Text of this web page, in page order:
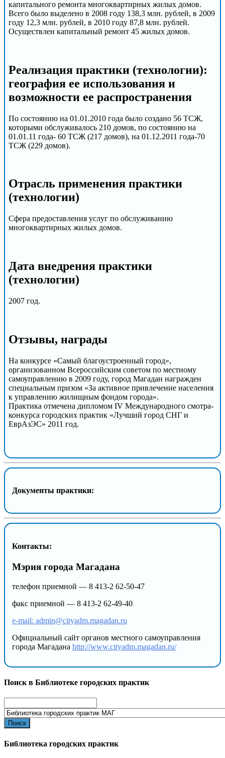
капитального ремонта многоквартирных жилых домов.
Всего было выделено в 2008 году 138,3 млн. рублей, в 2009
году 12,3 млн. рублей, в 2010 году 87,8 млн. рублей.
Осуществлен капитальный ремонт 45 жилых домов.
Реализация практики (технологии):
география ее использования и
возможности ее распространения
По состоянию на 01.01.2010 года было создано 56 ТСЖ,
которыми обслуживалось 210 домов, по состоянию на
01.01.11 года- 60 ТСЖ (217 домов), на 01.12.2011 года-70
ТСЖ (229 домов).
Отрасль применения практики
(технологии)
Сфера предоставления услуг по обслуживанию
многоквартирных жилых домов.
Дата внедрения практики
(технологии)
2007 год.
Отзывы, награды
На конкурсе «Самый благоустроенный город»,
организованном Всероссийским советом по местному
самоуправлению в 2009 году, город Магадан награжден
специальным призом «За активное привлечение населения
к управлению жилищным фондом города».
Практика отмечена дипломом IV Международного смотра-
конкурса городских практик «Лучший город СНГ и
ЕврАзЭС» 2011 год.
Документы практики:
Контакты:
Мэрия города Магадана
телефон приемной — 8 413-2 62-50-47
факс приемной — 8 413-2 62-49-40
e-mail: admin@cityadm.magadan.ru
Официальный сайт органов местного самоуправления
города Магадана http://www.cityadm.magadan.ru/
Поиск в Библиотеке городских практик
for:
Библиотека городских практик